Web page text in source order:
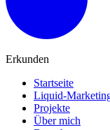
Erkunden
Startseite
Liquid-
Projekte
Über mich